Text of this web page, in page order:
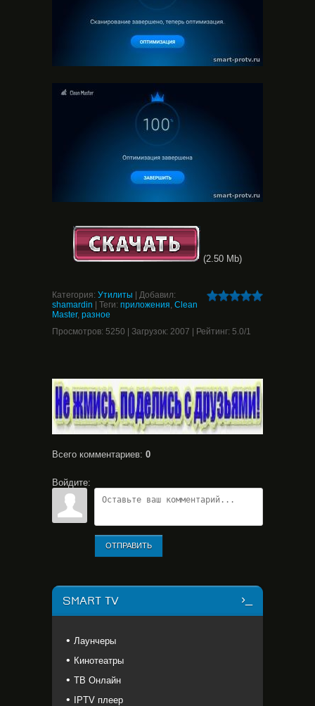
(2.50 Mb)
Категория: Утилиты Добавил:
shamardin
Теги: приложения, Clean
Master, разное
Просмотров: 5250 Загрузок: 2007 Рейтинг: 5.0/1
Всего комментариев: 0
Войдите:
ОТПРАВИТЬ
SMART TV
Лаунчеры
Кинотеатры
ТВ Онлайн
IPTV плеер